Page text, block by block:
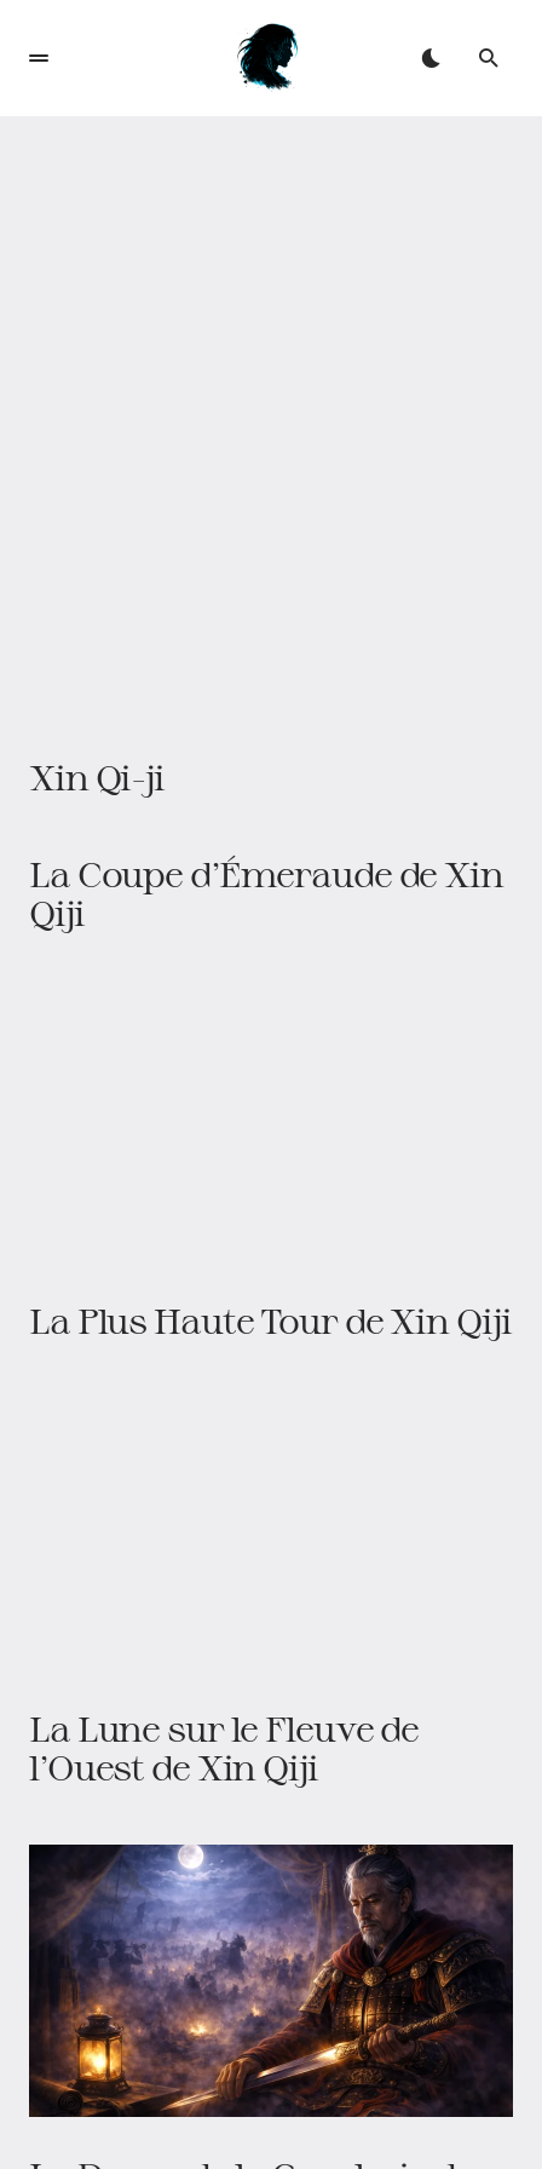
Xin Qi-ji
La Coupe d’Émeraude de Xin
Qiji
La Plus Haute Tour de Xin Qiji
La Lune sur le Fleuve de
l’Ouest de Xin Qiji